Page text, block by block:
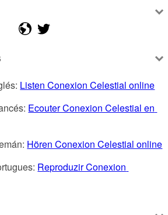
Listen Conexion Celestial online
Ecouter Conexion Celestial en
Hören Conexion Celestial online
Reproduzir Conexion